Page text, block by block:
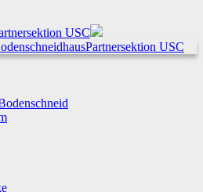
USC
Partnersektion USC